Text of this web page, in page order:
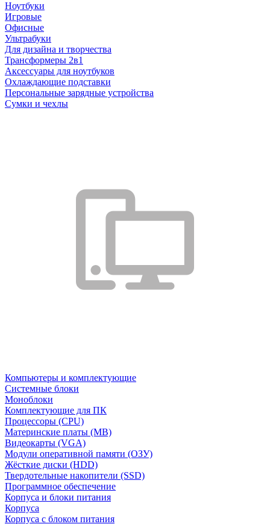
Ноутбуки
Игровые
Офисные
Ультрабуки
Для дизайна и творчества
Трансформеры 2в1
Аксессуары для ноутбуков
Охлаждающие подставки
Персональные зарядные устройства
Сумки и чехлы
Компьютеры и комплектующие
Системные блоки
Моноблоки
Комплектующие для ПК
Процессоры (CPU)
Материнские платы (MB)
Видеокарты (VGA)
Модули оперативной памяти (ОЗУ)
Жёсткие диски (HDD)
Твердотельные накопители (SSD)
Программное обеспечение
Корпуса и блоки питания
Корпуса
Корпуса с блоком питания